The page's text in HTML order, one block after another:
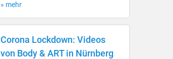
» mehr
Corona Lockdown: Videos
von Body & ART in Nürnberg